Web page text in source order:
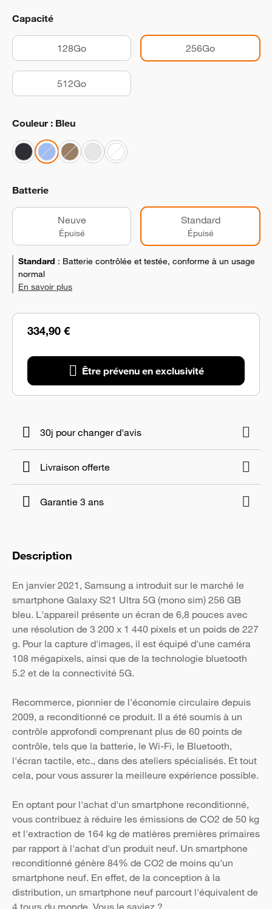
334,90 €
Être prévenu en exclusivité
Capacité
128Go 256Go
512Go
Couleur : Bleu
Batterie
Neuve
Épuisé
Standard
Épuisé
Standard : Batterie contrôlée et testée, conforme à un usage
normal
En savoir plus
30j pour changer d'avis
Livraison offerte
Garantie 3 ans
Description
En janvier 2021, Samsung a introduit sur le marché le
smartphone Galaxy S21 Ultra 5G (mono sim) 256 GB
bleu. L'appareil présente un écran de 6,8 pouces avec
une résolution de 3 200 x 1 440 pixels et un poids de 227
g. Pour la capture d'images, il est équipé d'une caméra
108 mégapixels, ainsi que de la technologie bluetooth
5.2 et de la connectivité 5G.
Recommerce, pionnier de l'économie circulaire depuis
2009, a reconditionné ce produit. Il a été soumis à un
contrôle approfondi comprenant plus de 60 points de
contrôle, tels que la batterie, le Wi-Fi, le Bluetooth,
l'écran tactile, etc., dans des ateliers spécialisés. Et tout
cela, pour vous assurer la meilleure expérience possible.
En optant pour l'achat d'un smartphone reconditionné,
vous contribuez à réduire les émissions de CO2 de 50 kg
et l'extraction de 164 kg de matières premières primaires
par rapport à l'achat d'un produit neuf. Un smartphone
reconditionné génère 84% de CO2 de moins qu'un
smartphone neuf. En effet, de la conception à la
distribution, un smartphone neuf parcourt l'équivalent de
4 tours du monde. Vous le saviez ?